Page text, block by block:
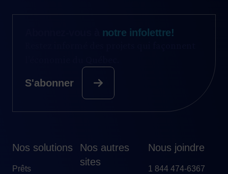
Nos solutions
Prêts
Nos autres
sites
Nous joindre
1 844 474-6367
notre infolettre!
S'abonner